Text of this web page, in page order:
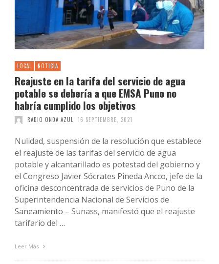
LOCAL NOTICIA
Reajuste en la tarifa del servicio de agua
potable se debería a que EMSA Puno no
habría cumplido los objetivos
RADIO ONDA AZUL 16 SEPTIEMBRE, 2021
Nulidad, suspensión de la resolución que establece
el reajuste de las tarifas del servicio de agua
potable y alcantarillado es potestad del gobierno y
el Congreso Javier Sócrates Pineda Ancco, jefe de la
oficina desconcentrada de servicios de Puno de la
Superintendencia Nacional de Servicios de
Saneamiento – Sunass, manifestó que el reajuste
tarifario del …
Leer Más